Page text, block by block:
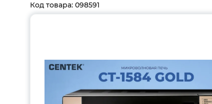
Код товара: 098591